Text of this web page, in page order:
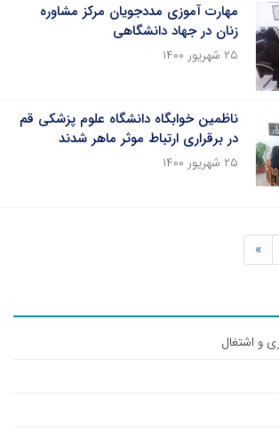
مهارت آموزی مددجویان مرکز مشاوره
زنان در جهاد دانشگاهی
۲۵ شهریور ۱۴۰۰
ناظمین خوابگاه دانشگاه علوم پزشکی قم
در برقراری ارتباط موثر ماهر شدند
۲۵ شهریور ۱۴۰۰
»
و اشتغال